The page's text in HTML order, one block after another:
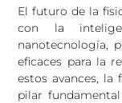
El futuro de la
con la
nanotecnología,
eficaces para la
estos avances, la
pilar